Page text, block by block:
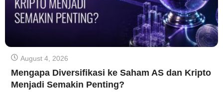
August 4, 2026
Mengapa Diversifikasi ke Saham AS dan Kripto
Menjadi Semakin Penting?